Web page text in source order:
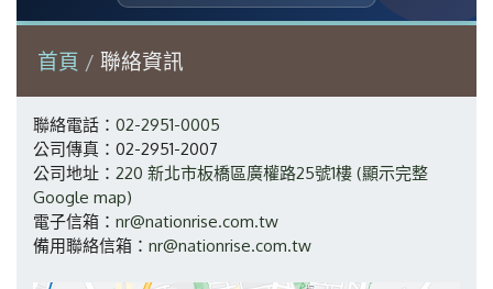
首頁 聯絡資訊
聯絡電話： 02-2951-0005
公司傳真：02-2951-2007
公司地址： 220 新北市板橋區廣權路25號1樓 (顯示完整
Google map)
電子信箱： nr@nationrise.com.tw
備用聯絡信箱： nr@nationrise.com.tw